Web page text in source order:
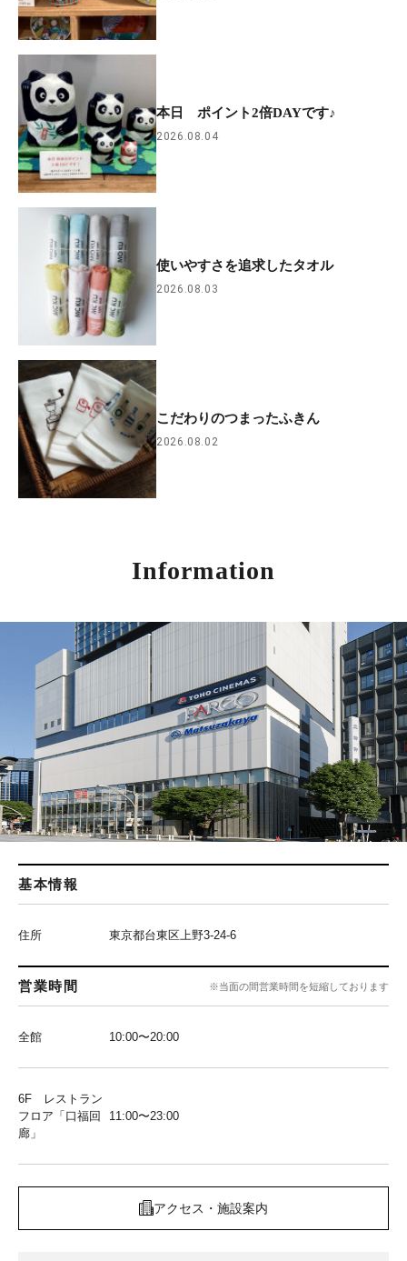
本日 ポイント2倍DAYです♪
2026.08.04
使いやすさを追求したタオル
2026.08.03
こだわりのつまったふきん
2026.08.02
Information
基本情報
住所 東京都台東区上野3-24-6
営業時間 ※当面の間営業時間を短縮しております
全館 10:00〜20:00
6F レストラン
フロア「口福回
廊」
11:00〜23:00
アクセス・施設案内